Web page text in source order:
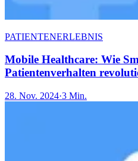
PATIENTENERLEBNIS
Mobile Healthcare: Wie
Patientenverhalten
28. Nov. 2024·3 Min.